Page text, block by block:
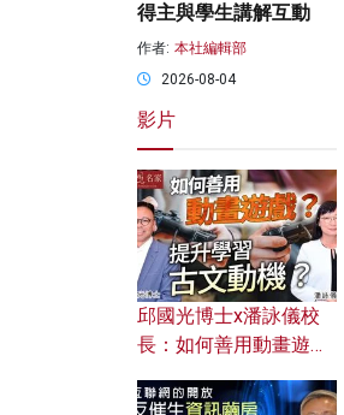
得主與學生講解互動
作者: 本社編輯部
2026-08-04
影片
邱國光博士x潘詠儀校
長：如何善用動畫遊戲